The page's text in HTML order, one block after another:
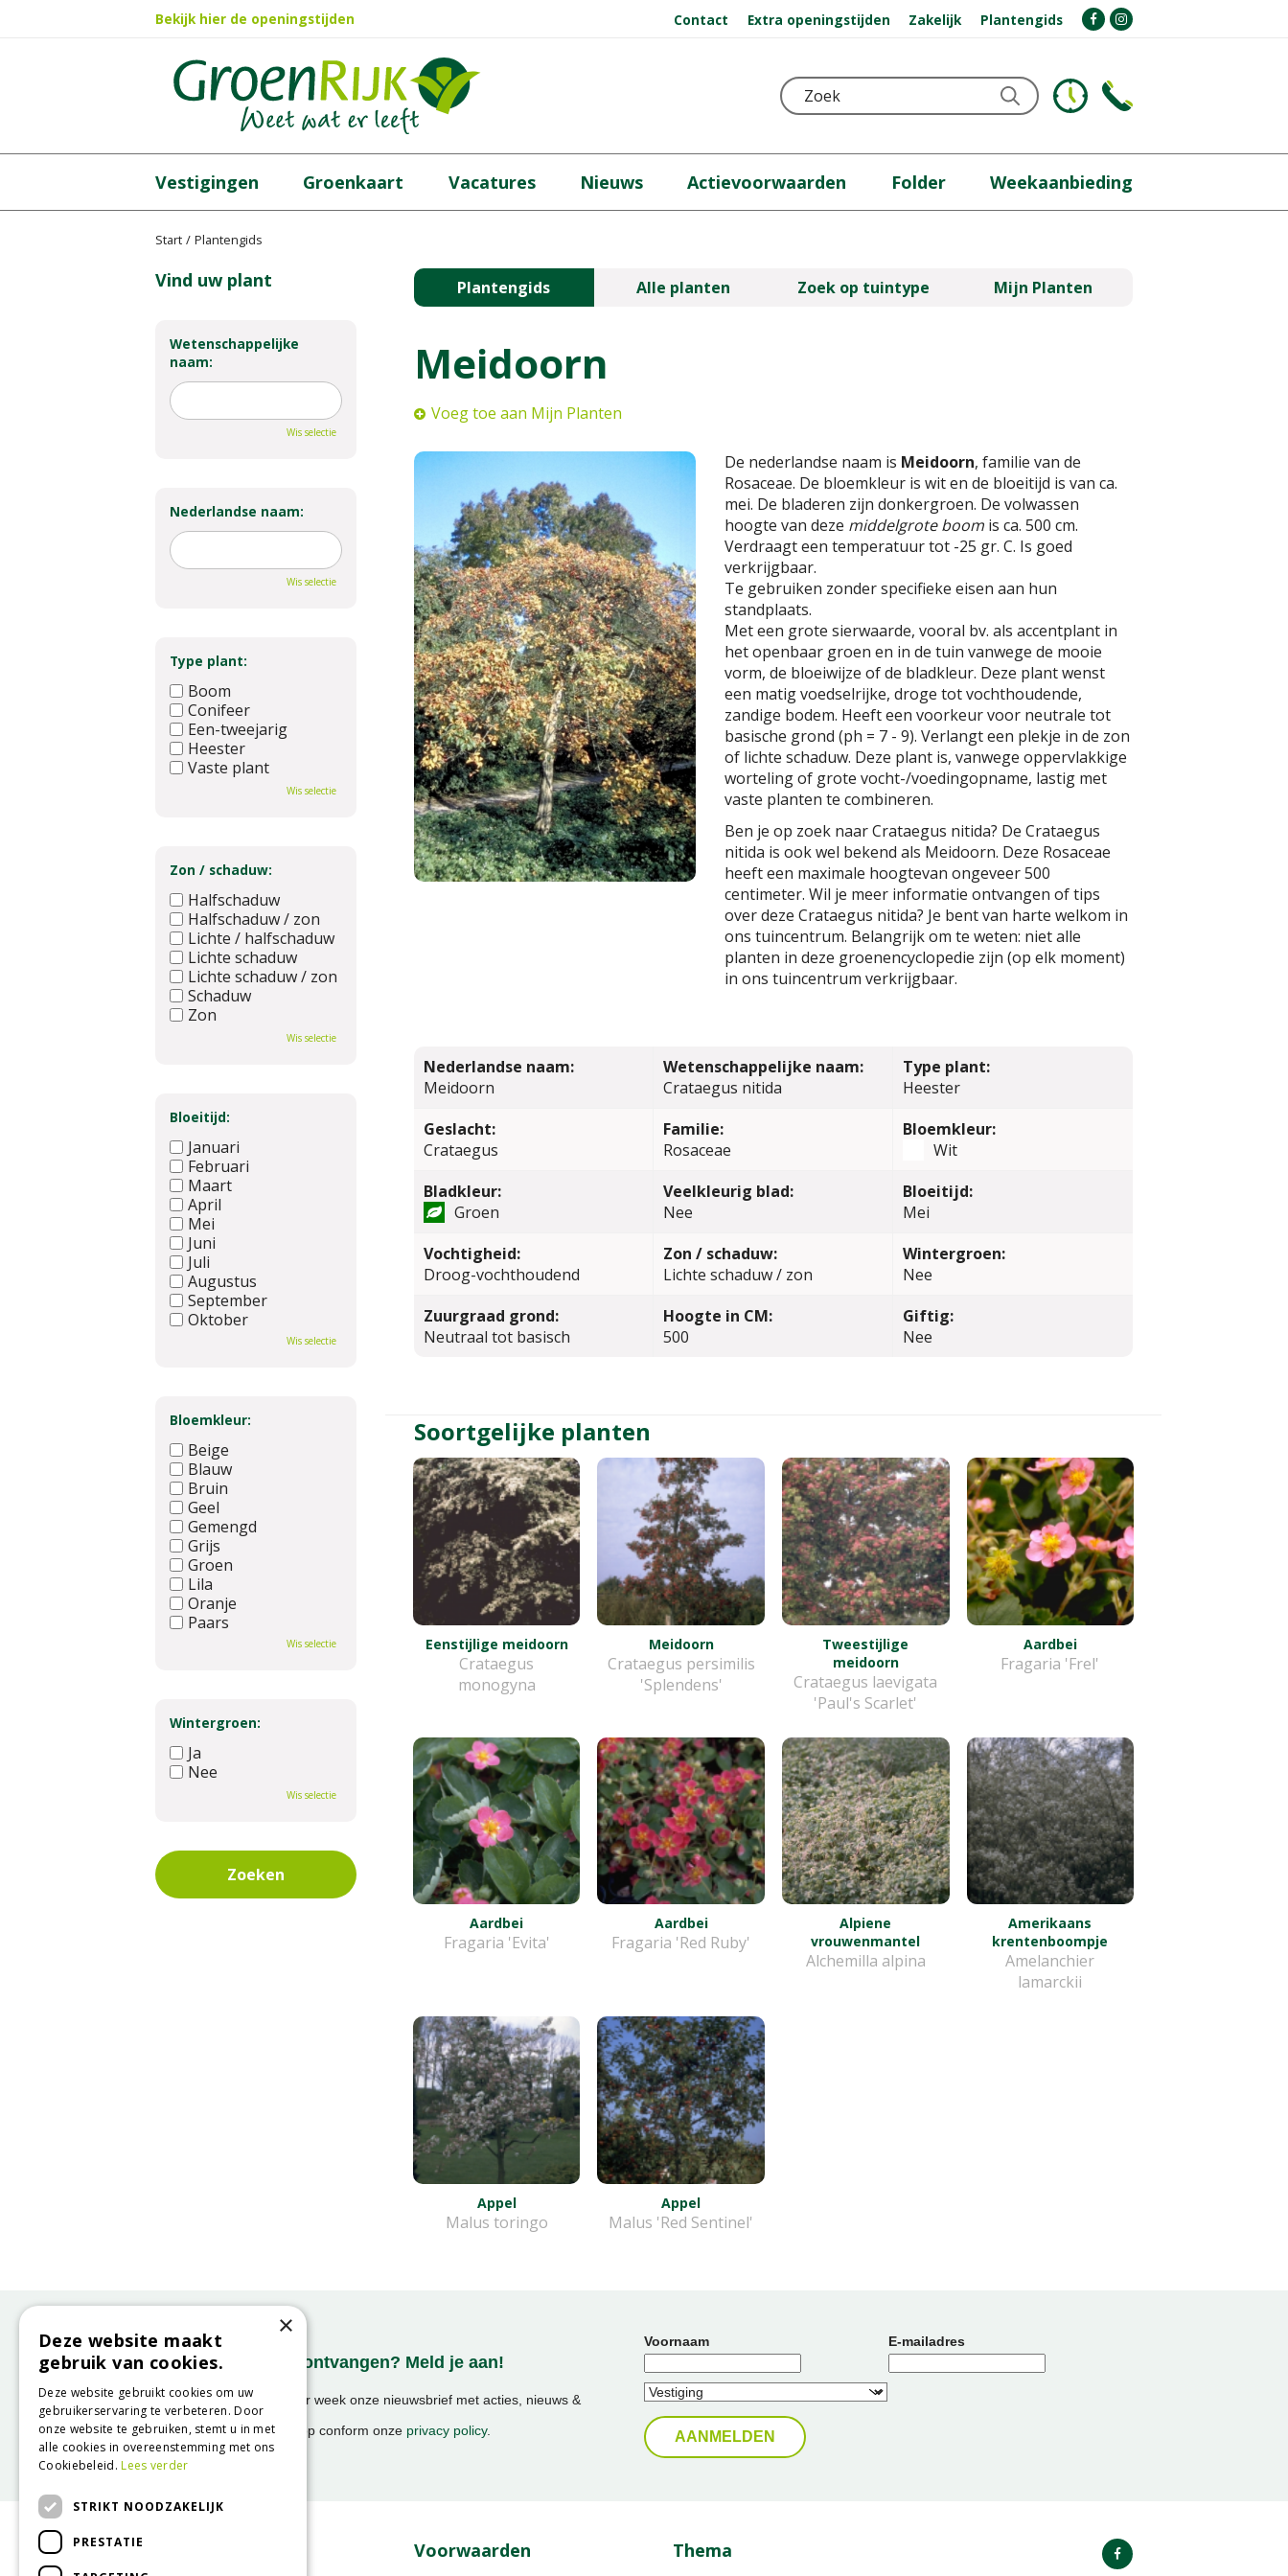
Start Plantengids
Bekijk hier de openingstijden Contact Extra openingstijden Zakelijk Plantengids
Vestigingen Groenkaart Vacatures Nieuws Actievoorwaarden Folder Weekaanbieding
Plantengids Alle planten Zoek op tuintype Mijn Planten
Meidoorn
Voeg toe aan Mijn Planten
De nederlandse naam is Meidoorn, familie van de
Rosaceae. De bloemkleur is wit en de bloeitijd is van ca.
mei. De bladeren zijn donkergroen. De volwassen
hoogte van deze middelgrote boom is ca. 500 cm.
Verdraagt een temperatuur tot -25 gr. C. Is goed
verkrijgbaar.
Te gebruiken zonder specifieke eisen aan hun
standplaats.
Met een grote sierwaarde, vooral bv. als accentplant in
het openbaar groen en in de tuin vanwege de mooie
vorm, de bloeiwijze of de bladkleur. Deze plant wenst
een matig voedselrijke, droge tot vochthoudende,
zandige bodem. Heeft een voorkeur voor neutrale tot
basische grond (ph = 7 - 9). Verlangt een plekje in de zon
of lichte schaduw. Deze plant is, vanwege oppervlakkige
worteling of grote vocht-/voedingopname, lastig met
vaste planten te combineren.
Ben je op zoek naar Crataegus nitida? De Crataegus
nitida is ook wel bekend als Meidoorn. Deze Rosaceae
heeft een maximale hoogtevan ongeveer 500
centimeter. Wil je meer informatie ontvangen of tips
over deze Crataegus nitida? Je bent van harte welkom in
ons tuincentrum. Belangrijk om te weten: niet alle
planten in deze groenencyclopedie zijn (op elk moment)
in ons tuincentrum verkrijgbaar.
Nederlandse naam:
Meidoorn
Wetenschappelijke naam:
Crataegus nitida
Type plant:
Heester
Geslacht:
Crataegus
Familie:
Rosaceae
Bloemkleur:
Wit
Bladkleur:
Groen
Veelkleurig blad:
Nee
Bloeitijd:
Mei
Vochtigheid:
Droog-vochthoudend
Zon / schaduw:
Lichte schaduw / zon
Wintergroen:
Nee
Zuurgraad grond:
Neutraal tot basisch
Hoogte in CM:
500
Giftig:
Nee
Soortgelijke planten
Eenstijlige meidoorn
Crataegus
monogyna
Meidoorn
Crataegus persimilis
'Splendens'
Tweestijlige
meidoorn
Crataegus laevigata
'Paul's Scarlet'
Aardbei
Fragaria 'Frel'
Aardbei
Fragaria 'Evita'
Aardbei
Fragaria 'Red Ruby'
Alpiene
vrouwenmantel
Alchemilla alpina
Amerikaans
krentenboompje
Amelanchier
lamarckii
Appel
Malus toringo
Appel
Malus 'Red Sentinel'
Vind uw plant
Wetenschappelijke
naam:
Wis selectie
Nederlandse naam:
Wis selectie
Type plant:
Boom
Conifeer
Een-tweejarig
Heester
Vaste plant
Wis selectie
Zon / schaduw:
Halfschaduw
Halfschaduw / zon
Lichte / halfschaduw
Lichte schaduw
Lichte schaduw / zon
Schaduw
Zon
Wis selectie
Bloeitijd:
Januari
Februari
Maart
April
Mei
Juni
Juli
Augustus
September
Oktober
Wis selectie
Bloemkleur:
Beige
Blauw
Bruin
Geel
Gemengd
Grijs
Groen
Lila
Oranje
Paars
Wis selectie
Wintergroen:
Ja
Nee
Wis selectie
Onze nieuwsbrief ontvangen? Meld je aan!
Ontvang ongeveer 1x per week onze nieuwsbrief met acties, nieuws &
activiteiten!
We slaan uw gegevens op conform onze privacy policy.
Voornaam E-mailadres
Voorwaarden Thema
×
Deze website maakt
gebruik van cookies.
Deze website gebruikt cookies om uw
gebruikerservaring te verbeteren. Door
onze website te gebruiken, stemt u in met
alle cookies in overeenstemming met ons
Cookiebeleid.Lees verder
STRIKT NOODZAKELIJK
PRESTATIE